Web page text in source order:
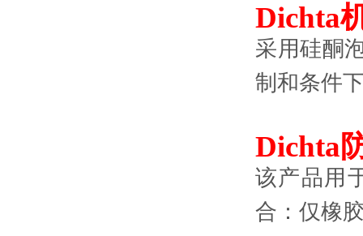
Dichta
采用硅酮
制和条件
Dichta
该产品用
合：仅橡